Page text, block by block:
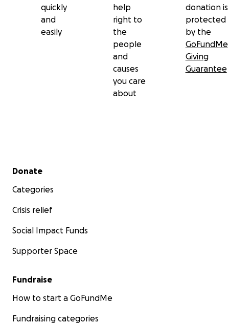
quickly
and
easily
help
right to
the
people
and
causes
you care
about
donation is
protected
by the
GoFundMe
Giving
Guarantee
Secondary menu
Donate
Categories
Crisis relief
Social Impact Funds
Supporter Space
Fundraise
How to start a GoFundMe
Fundraising categories